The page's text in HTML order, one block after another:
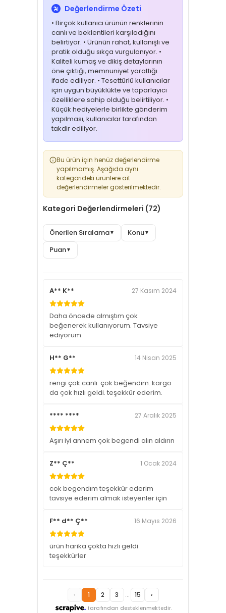
Değerlendirme Özeti
• Birçok kullanıcı ürünün renklerinin
canlı ve beklentileri karşıladığını
belirtiyor. • Ürünün rahat, kullanışlı ve
pratik olduğu sıkça vurgulanıyor. •
Kaliteli kumaş ve dikiş detaylarının
öne çıktığı, memnuniyet yarattığı
ifade ediliyor. • Tesettürlü kullanıcılar
için uygun büyüklükte ve toparlayıcı
özelliklere sahip olduğu belirtiliyor. •
Küçük hediyelerle birlikte gönderim
yapılması, kullanıcılar tarafından
takdir ediliyor.
Bu ürün için henüz değerlendirme
yapılmamış. Aşağıda aynı
kategorideki ürünlere ait
değerlendirmeler gösterilmektedir.
Kategori Değerlendirmeleri (72)
Önerilen Sıralama▼ Konu▼
Puan▼
A** K** 27 Kasım 2024
Daha öncede almıştım çok
beğenerek kullanıyorum. Tavsiye
ediyorum.
H** G** 14 Nisan 2025
rengi çok canlı. çok beğendim. kargo
da çok hızlı geldi. teşekkür ederim.
**** **** 27 Aralık 2025
Aşırı iyi annem çok begendi alın aldırın
Z** Ç** 1 Ocak 2024
cok begendım teşekkür ederim
tavsıye ederim almak isteyenler için
F** d** Ç** 16 Mayıs 2026
ürün harika çokta hızlı geldi
teşekkürler
tarafından desteklenmektedir.
‹ 1 2 3 ... 15 ›